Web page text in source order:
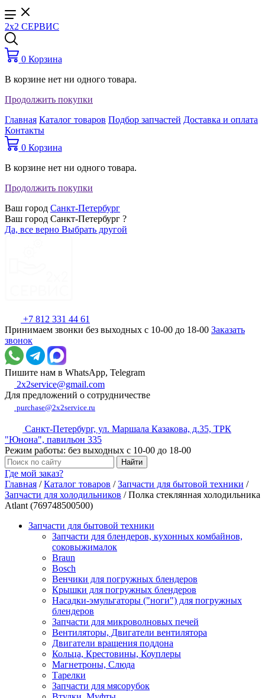
2x2 СЕРВИС
0 Корзина
В корзине нет ни одного товара.
Продолжить покупки
Главная Каталог товаров Подбор запчастей Доставка и оплата
Контакты
0 Корзина
В корзине нет ни одного товара.
Продолжить покупки
Ваш город Санкт-Петербург
Ваш город Санкт-Петербург ?
Да, все верно Выбрать другой
+7 812 331 44 61
Принимаем звонки без выходных с 10-00 до 18-00 Заказать
звонок
Пишите нам в WhatsApp, Telegram
2x2service@gmail.com
Для предложений о сотрудничестве
purchase@2x2service.ru
Санкт-Петербург, ул. Маршала Казакова, д.35, ТРК
"Юнона", павильон 335
Режим работы: без выходных с 10-00 до 18-00
Где мой заказ?
Главная /Каталог товаров /Запчасти для бытовой техники /
Запчасти для холодильников /Полка стеклянная холодильника
Atlant (769748500500)
Запчасти для бытовой техники
Запчасти для блендеров, кухонных комбайнов,
соковыжималок
Braun
Bosch
Венчики для погружных блендеров
Крышки для погружных блендеров
Насадки-эмульгаторы ("ноги") для погружных
блендеров
Запчасти для микроволновых печей
Вентиляторы, Двигатели вентилятора
Двигатели вращения поддона
Кольца, Крестовины, Коуплеры
Магнетроны, Слюда
Тарелки
Запчасти для мясорубок